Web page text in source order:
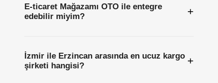
E-ticaret Mağazamı OTO ile entegre
edebilir miyim?
+
İzmir ile Erzincan arasında en ucuz kargo
şirketi hangisi?
+